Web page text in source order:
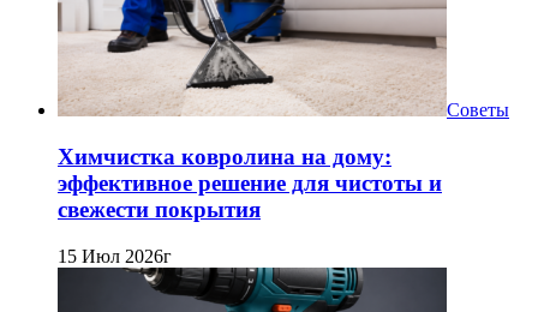
Советы
Химчистка ковролина на дому:
эффективное решение для чистоты и
свежести покрытия
15 Июл 2026г